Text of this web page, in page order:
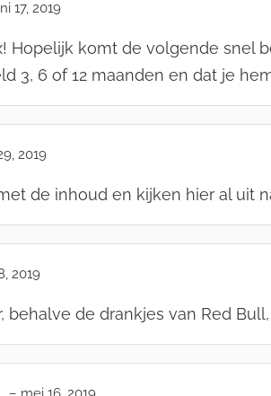
17, 2019
Hopelijk komt de volgende snel
3, 6 of 12 maanden en dat je
2019
de inhoud en kijken hier al uit
2019
behalve de drankjes van Red